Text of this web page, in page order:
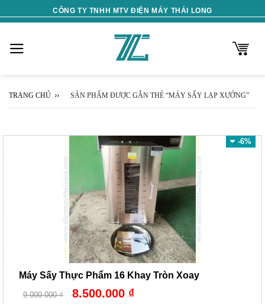
to
CÔNG TY TNHH MTV ĐIỆN MÁY THÁI LONG
TRANG CHỦ SẢN PHẨM ĐƯỢC GẮN THẺ “MÁY SẤY LẠP XƯỞNG”
-6%
Máy Sấy Thực Phẩm 16 Khay Tròn Xoay
9.000.000₫
Giá
gốc
8.500.000 ₫Giá
hiện